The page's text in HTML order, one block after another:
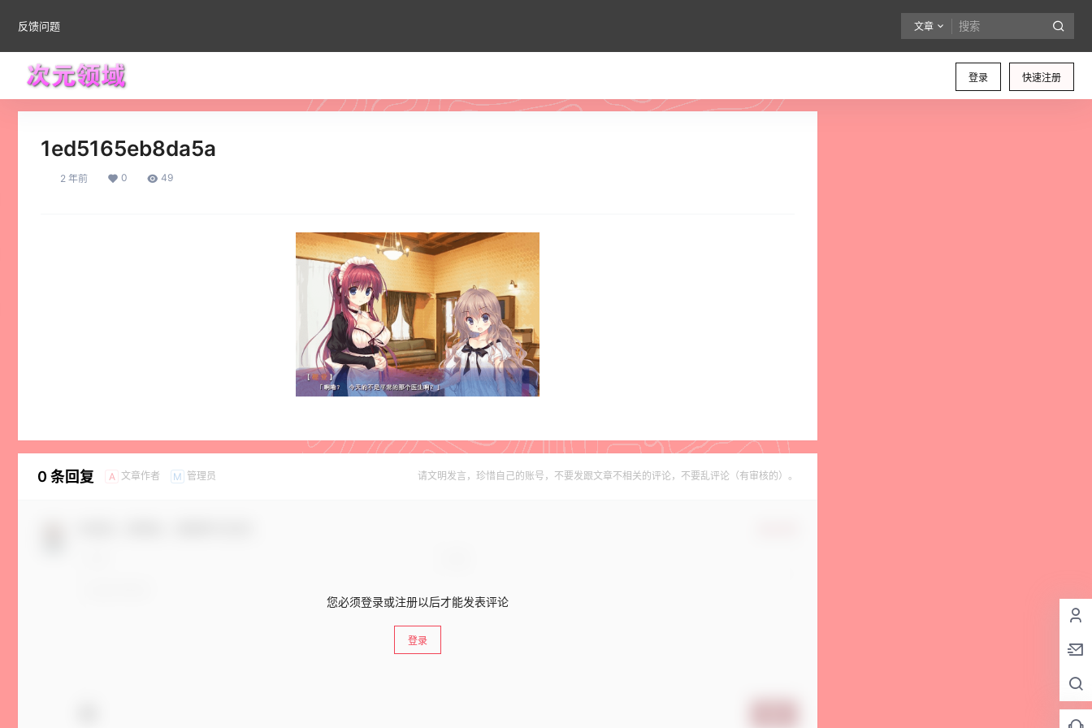
反馈问题 文章
登录 快速注册
1ed5165eb8da5a
2 年前 0 49
0 条回复 A 文章作者 M 管理员 请文明发言，珍惜自己的账号，不要发跟文章不相关的评论，不要乱评论（有审核的）。
您必须登录或注册以后才能发表评论
登录